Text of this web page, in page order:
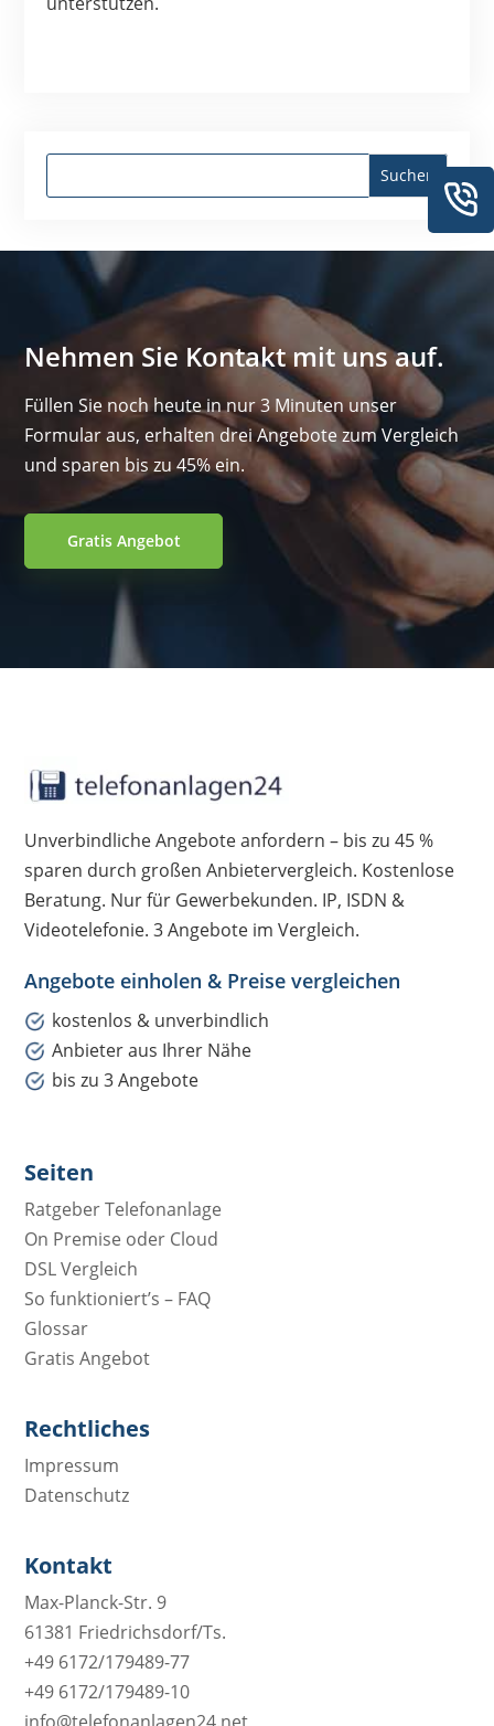
Nehmen Sie Kontakt mit uns auf.
Füllen Sie noch heute in nur 3 Minuten unser
Formular aus, erhalten drei Angebote zum Vergleich
und sparen bis zu 45% ein.
Gratis Angebot
Unverbindliche Angebote anfordern – bis zu 45 %
sparen durch großen Anbietervergleich. Kostenlose
Beratung. Nur für Gewerbekunden. IP, ISDN &
Videotelefonie. 3 Angebote im Vergleich.
Angebote einholen & Preise vergleichen
kostenlos & unverbindlich
Anbieter aus Ihrer Nähe
bis zu 3 Angebote
Seiten
Ratgeber Telefonanlage
On Premise oder Cloud
DSL Vergleich
So funktioniert’s – FAQ
Glossar
Gratis Angebot
Rechtliches
Impressum
Datenschutz
Kontakt
Max-Planck-Str. 9
61381 Friedrichsdorf/Ts.
+49 6172/179489-77
+49 6172/179489-10